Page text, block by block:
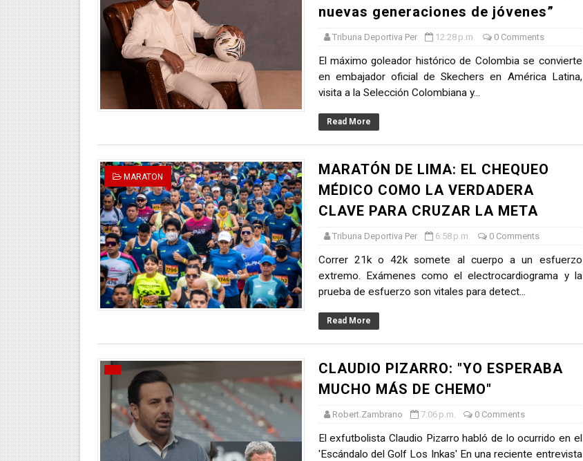
nuevas generaciones de jóvenes”
Tribuna Deportiva Per 12:28 p.m. 0 Comments
El máximo goleador histórico de Colombia se convierte
en embajador oficial de Skechers en América Latina,
visita a la Selección Colombiana y...
Read More
MARATON
MARATÓN DE LIMA: EL CHEQUEO
MÉDICO COMO LA VERDADERA
CLAVE PARA CRUZAR LA META
Tribuna Deportiva Per 6:58 p.m. 0 Comments
Correr 21k o 42k somete al cuerpo a un esfuerzo
extremo. Exámenes como el electrocardiograma y la
prueba de esfuerzo son vitales para detect...
Read More
CLAUDIO PIZARRO: "YO ESPERABA
MUCHO MÁS DE CHEMO"
Robert.Zambrano 7:06 p.m. 0 Comments
El exfutbolista Claudio Pizarro habló de lo ocurrido en el
'Escándalo del Golf Los Inkas' En una reciente entrevista